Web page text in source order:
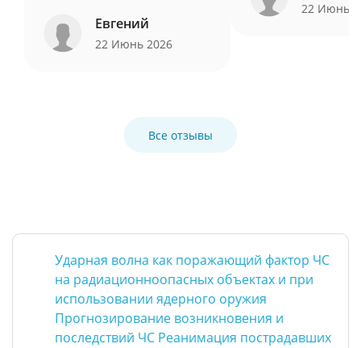
Евгений
22 Июнь 2026
22 Июнь
Все отзывы
Ударная волна как поражающий фактор ЧС
на радиационноопасных объектах и при
использовании ядерного оружия
Прогнозирование возникновения и
последствий ЧС Реанимация пострадавших